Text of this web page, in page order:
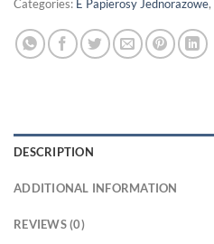
Categories: E Papierosy Jednorazowe,
DESCRIPTION
ADDITIONAL INFORMATION
REVIEWS (0)